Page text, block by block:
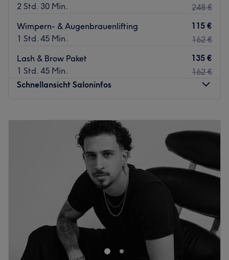
2 Std. 30 Min.
248 €
Wimpern- & Augenbrauenlifting
1 Std. 45 Min.
115 €
162 €
Lash & Brow Paket
1 Std. 45 Min.
135 €
162 €
Schnellansicht Saloninfos
10:00
10:00–
18:00
18:00
Bei Glory Glam in Offenbach, Westend ist der Name
Programm. Hier kommst du deinem Traum von einem
glamourös strahlenden Teint, vollen Wimpern und
weicher Haut ein Stück näher. Wähle die für dich